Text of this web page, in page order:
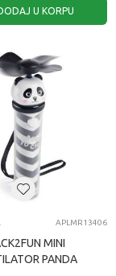
U KORPU
APLMR13406
MINI
PANDA